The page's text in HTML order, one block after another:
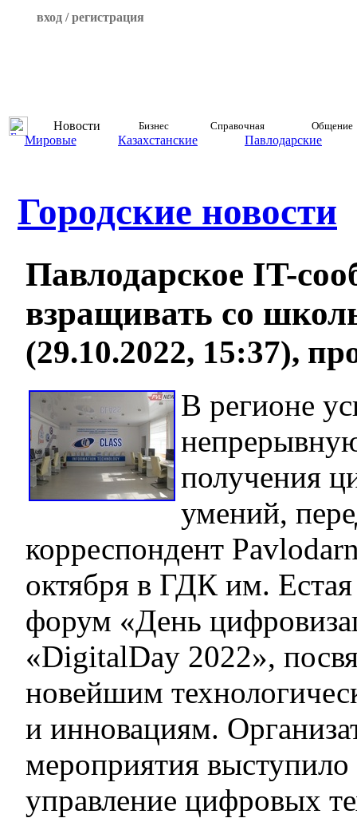
вход / регистрация
Новости Бизнес Справочная Общение
Мировые Казахстанские Павлодарские
Городские новости
Павлодарское IT-
взращивать со
(29.10.2022, 15:37),
В регионе
получения
умений,
корреспондент
октября в ГДК им.
форум «День
«DigitalDay 2022»,
новейшим
и инновациям.
мероприятия выступило
управление цифровых